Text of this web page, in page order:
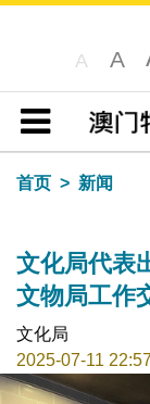
A A
目录
首页
新闻
文化局代表
文物局工作
文化局
2025-07-11